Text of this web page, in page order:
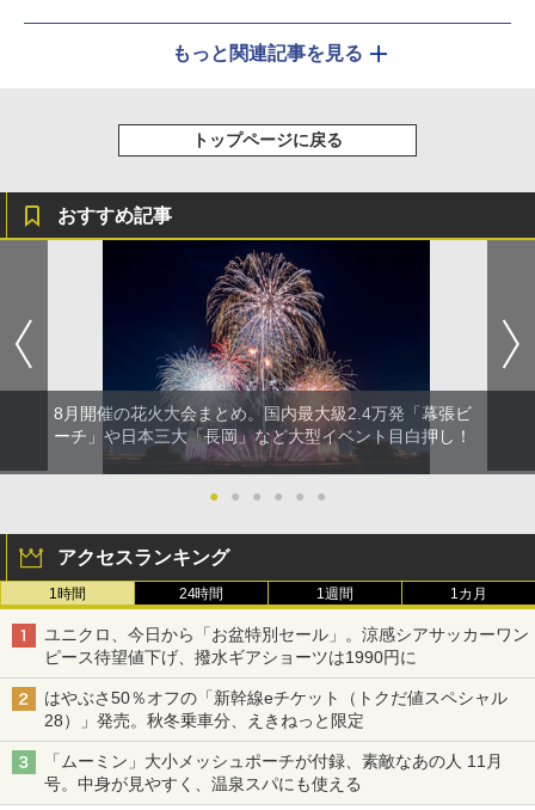
もっと関連記事を見る
トップページに戻る
おすすめ記事
8月開催の花火大会まとめ。国内最大級2.4万発「幕張ビ
ーチ」や日本三大「長岡」など大型イベント目白押し！
● ● ● ● ● ●
アクセスランキング
1時間 24時間 1週間 1カ月
ユニクロ、今日から「お盆特別セール」。涼感シアサッカーワン
ピース待望値下げ、撥水ギアショーツは1990円に
はやぶさ50％オフの「新幹線eチケット（トクだ値スペシャル
28）」発売。秋冬乗車分、えきねっと限定
「ムーミン」大小メッシュポーチが付録、素敵なあの人 11月
号。中身が見やすく、温泉スパにも使える